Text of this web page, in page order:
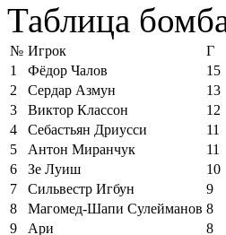
Таблица
№ Игрок
Г
1
Фёдор Чалов
15
2
Сердар Азмун
13
3
Виктор Классон
12
4
Себастьян Дриусси
11
5
Антон Миранчук
11
6
Зе Луиш
10
7
Сильвестр Игбун
9
8
Магомед-Шапи Сулейманов 8
9
Ари
8